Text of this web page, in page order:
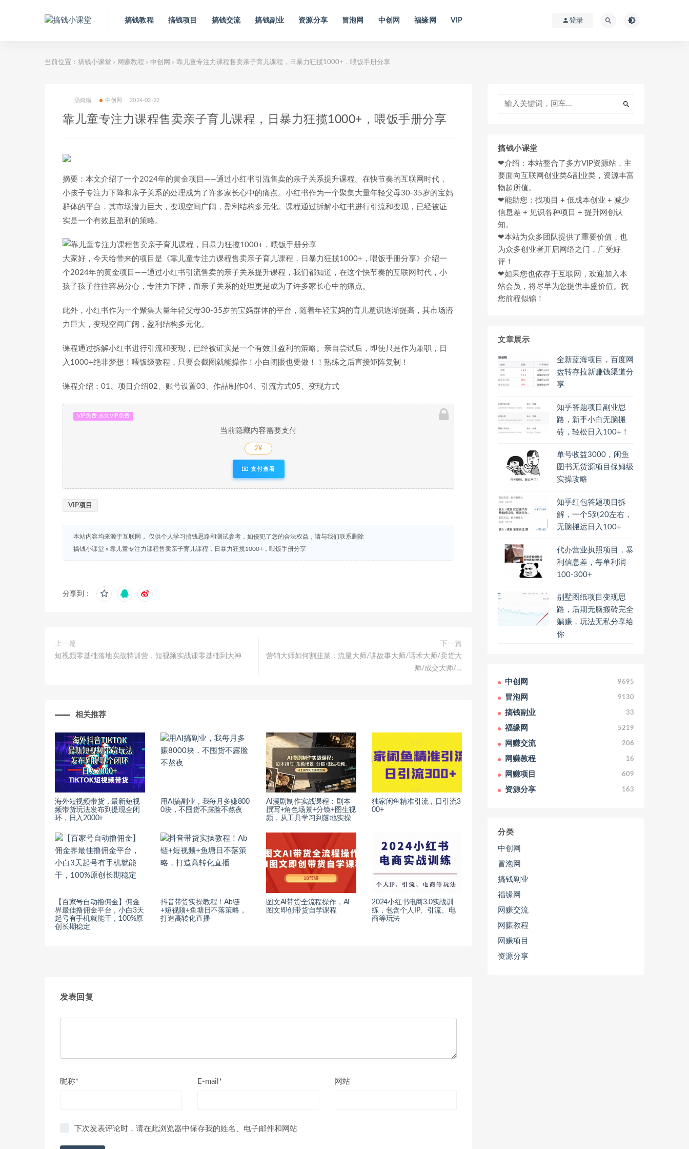
搞钱教程 搞钱项目 搞钱交流 搞钱副业 资源分享 冒泡网 中创网 福缘网 VIP 登录
当前位置： 搞钱小课堂 > 网赚教程 > 中创网 > 靠儿童专注力课程售卖亲子育儿课程，日暴力狂揽1000+，喂饭手册分享
汤姆猫 中创网 2024-02-22
靠儿童专注力课程售卖亲子育儿课程，日暴力狂揽1000+，喂饭手册分享
摘要：本文介绍了一个2024年的黄金项目——通过小红书引流售卖的亲子关系提升课程。在快节奏的互联网时代，
小孩子专注力下降和亲子关系的处理成为了许多家长心中的痛点。小红书作为一个聚集大量年轻父母30-35岁的宝妈
群体的平台，其市场潜力巨大，变现空间广阔，盈利结构多元化。课程通过拆解小红书进行引流和变现，已经被证
实是一个有效且盈利的策略。
大家好，今天给带来的项目是《靠儿童专注力课程售卖亲子育儿课程，日暴力狂揽1000+，喂饭手册分享》介绍一
个2024年的黄金项目——通过小红书引流售卖的亲子关系提升课程，我们都知道，在这个快节奏的互联网时代，小
孩子孩子往往容易分心，专注力下降，而亲子关系的处理更是成为了许多家长心中的痛点。
此外，小红书作为一个聚集大量年轻父母30-35岁的宝妈群体的平台，随着年轻宝妈的育儿意识逐渐提高，其市场潜
力巨大，变现空间广阔，盈利结构多元化。
课程通过拆解小红书进行引流和变现，已经被证实是一个有效且盈利的策略。亲自尝试后，即使只是作为兼职，日
入1000+绝非梦想！喂饭级教程，只要会截图就能操作！小白闭眼也要做！！熟练之后直接矩阵复制！
课程介绍：01、项目介绍02、账号设置03、作品制作04、引流方式05、变现方式
VIP免费 永久VIP免费
当前隐藏内容需要支付
2¥
支付查看
VIP项目
本站内容均来源于互联网， 仅供个人学习搞钱思路和测试参考，如侵犯了您的合法权益，请与我们联系删除
搞钱小课堂 » 靠儿童专注力课程售卖亲子育儿课程，日暴力狂揽1000+，喂饭手册分享
分享到：
上一篇
短视频零基础落地实战特训营，短视频实战课零基础到大神
下一篇
营销大师如何割韭菜：流量大师/讲故事大师/话术大师/卖货大
师/成交大师/…
相关推荐
海外短视频带货，最新短视
频带货玩法发布到提现全闭
环，日入2000+
用AI搞副业，我每月多赚800
0块，不囤货不露脸不熬夜
AI漫剧制作实战课程：剧本
撰写+角色场景+分镜+图生视
频，从工具学习到落地实操
独家闲鱼精准引流，日引流3
00+
【百家号自动撸佣金】佣金
界最佳撸佣金平台，小白3天
起号有手机就能干，100%原
创长期稳定
抖音带货实操教程！Ab链
+短视频+鱼塘日不落策略，
打造高转化直播
图文AI带货全流程操作，AI
图文即创带货自学课程
2024小红书电商3.0实战训
练，包含个人IP、引流、电
商等玩法
发表回复
昵称* E-mail* 网站
下次发表评论时，请在此浏览器中保存我的姓名、电子邮件和网站
搞钱小课堂
❤介绍：本站整合了多方VIP资源站，主
要面向互联网创业类&副业类，资源丰富
物超所值。
❤能助您：找项目 + 低成本创业 + 减少
信息差 + 见识各种项目 + 提升网创认
知。
❤本站为众多团队提供了重要价值，也
为众多创业者开启网络之门，广受好
评！
❤如果您也依存于互联网，欢迎加入本
站会员，将尽早为您提供丰盛价值。祝
您前程似锦！
文章展示
全新蓝海项目，百度网
盘转存拉新赚钱渠道分
享
知乎答题项目副业思
路，新手小白无脑搬
砖，轻松日入100+！
单号收益3000，闲鱼
图书无货源项目保姆级
实操攻略
知乎红包答题项目拆
解，一个5到20左右，
无脑搬运日入100+
代办营业执照项目，暴
利信息差，每单利润
100-300+
别墅图纸项目变现思
路，后期无脑搬砖完全
躺赚，玩法无私分享给
你
中创网 9695
冒泡网 9130
搞钱副业 33
福缘网 5219
网赚交流 206
网赚教程 16
网赚项目 609
资源分享 163
分类
中创网
冒泡网
搞钱副业
福缘网
网赚交流
网赚教程
网赚项目
资源分享